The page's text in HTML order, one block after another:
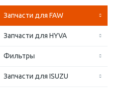
Запчасти для FAW
Запчасти для HYVA
Фильтры
Запчасти для ISUZU